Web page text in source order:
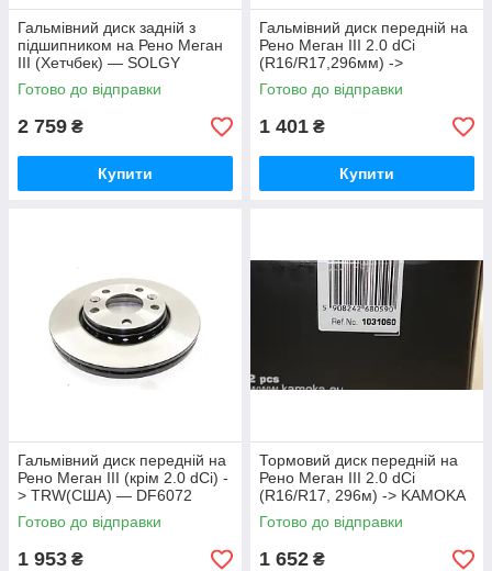
Гальмівний диск задній з
підшипником на Рено Меган
III (Хетчбек) — SOLGY
(Іспанія) - 208035
Готово до відправки
2 759 ₴
Купити
Гальмівний диск передній на
Рено Меган III 2.0 dCi
(R16/R17,296мм) ->
MAXGEAR (Польща) -
192013
Готово до відправки
1 401 ₴
Купити
Гальмівний диск передній на
Рено Меган III (крім 2.0 dCi) -
> TRW(США) — DF6072
Готово до відправки
1 953 ₴
Тормовий диск передній на
Рено Меган III 2.0 dCi
(R16/R17, 296м) -> KAMOKA
(Польща) 1031060
Готово до відправки
1 652 ₴